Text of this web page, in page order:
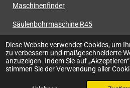
Diese Website verwendet Cookies, um
zu verbessern und maßgeschneiderte
anzuzeigen. Indem Sie auf
stimmen Sie der Verwendung aller
Maschinenfinder
Säulenbohrmaschine R45
CNC Fräsmaschine Automax
Mini Baz MT-700 SL